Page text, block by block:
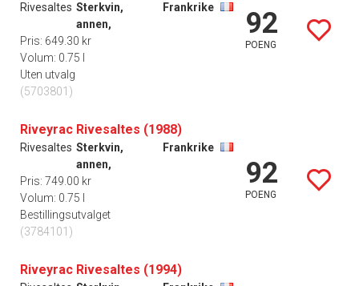
Rivesaltes Sterkvin,
annen,
Frankrike
Pris: 649.30 kr
Volum: 0.75 l
Uten utvalg
(5703801)
92
POENG
Riveyrac Rivesaltes (1988)
Rivesaltes Sterkvin,
annen,
Frankrike
Pris: 749.00 kr
Volum: 0.75 l
Bestillingsutvalget
(3784101)
92
POENG
Riveyrac Rivesaltes (1994)